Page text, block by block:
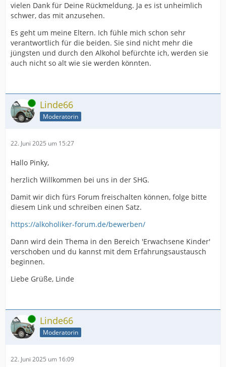
vielen Dank für Deine Rückmeldung. Ja es ist unheimlich
schwer, das mit anzusehen.
Es geht um meine Eltern. Ich fühle mich schon sehr
verantwortlich für die beiden. Sie sind nicht mehr die
jüngsten und durch den Alkohol befürchte ich, werden sie
auch nicht so alt wie sie werden könnten.
Online Linde66
Moderatorin
22. Juni 2025 um 15:27
Hallo Pinky,
herzlich Willkommen bei uns in der SHG.
Damit wir dich fürs Forum freischalten können, folge bitte
diesem Link und schreiben einen Satz.
https://alkoholiker-forum.de/bewerben/
Dann wird dein Thema in den Bereich 'Erwachsene Kinder'
verschoben und du kannst mit dem Erfahrungsaustausch
beginnen.
Liebe Grüße, Linde
Online Linde66
Moderatorin
22. Juni 2025 um 16:09